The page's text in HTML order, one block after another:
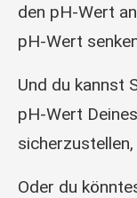
den pH-Wert
pH-Wert
Und du kannst
pH-Wert
Oder du